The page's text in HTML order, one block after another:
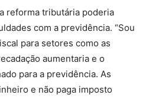
reforma tributária poderia
com a previdência. “Sou
para setores como as
aumentaria e o
para a previdência. As
e não paga imposto